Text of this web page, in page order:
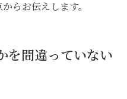
らお伝えします。
を間違っていない